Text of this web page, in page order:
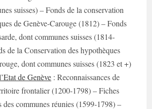
suisses) – Fonds de la conservation
de Genève-Carouge (1812) – Fonds
dont communes suisses (1814-
de la Conservation des hypothèques
dont communes suisses (1823 et +)
de Genève : Reconnaissances de
frontalier (1200-1798) – Fiches
des communes réunies (1599-1798) –